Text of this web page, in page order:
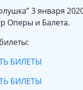
3 января
Оперы и Балета.
БИЛЕТЫ
БИЛЕТЫ